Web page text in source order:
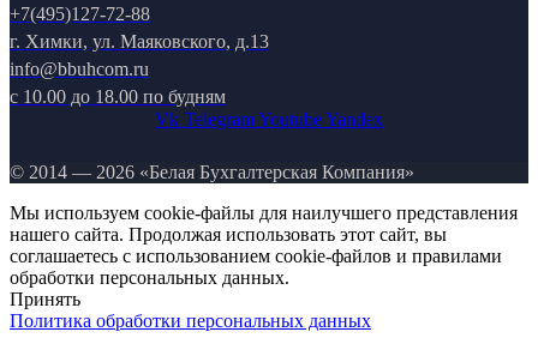
+7(495)127-72-88
г. Химки, ул. Маяковского, д.13
info@bbuhcom.ru
c 10.00 до 18.00 по будням
Vk TelegramYoutubeYandex
© 2014 — 2026 «Белая Бухгалтерская Компания»
Мы используем cookie-файлы для наилучшего представления
нашего сайта. Продолжая использовать этот сайт, вы
соглашаетесь с использованием cookie-файлов и правилами
обработки персональных данных.
Принять
Политика обработки персональных данных